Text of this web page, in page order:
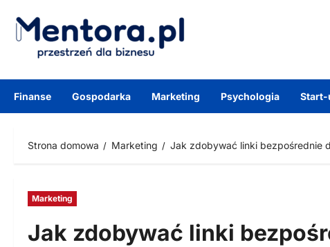
treści
Finanse Gospodarka Marketing Psychologia Start-
Strona domowa Marketing Jak zdobywać linki bezpośrednie
Marketing
Jak zdobywać linki